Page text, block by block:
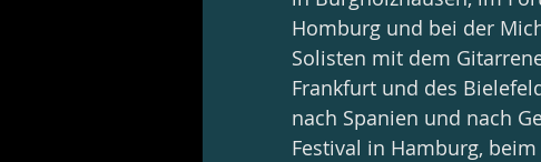
Homburg und bei der
Solisten mit dem
Frankfurt und des
nach Spanien und nach
Festival in Hamburg,